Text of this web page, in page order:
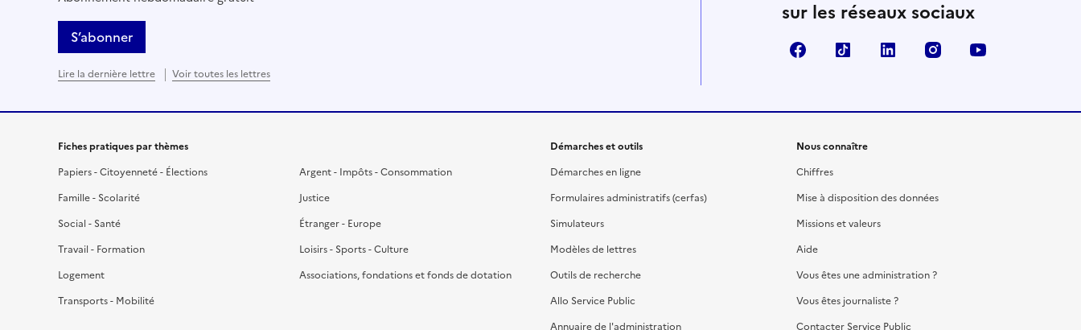
S’abonner
Lire la dernière lettre Voir toutes les lettres
sur les réseaux sociaux
FacebookTikTok LinkedIn Instagram
Fiches pratiques par thèmes
Papiers - Citoyenneté - Élections
Famille - Scolarité
Social - Santé
Travail - Formation
Logement
Transports - Mobilité
Argent - Impôts - Consommation
Justice
Étranger - Europe
Loisirs - Sports - Culture
Associations, fondations et fonds de dotation
Démarches et outils
Démarches en ligne
Formulaires administratifs (cerfas)
Simulateurs
Modèles de lettres
Outils de recherche
Allo Service Public
Annuaire de l'administration
Nous connaître
Chiffres
Mise à disposition des données
Missions et valeurs
Aide
Vous êtes une administration ?
Vous êtes journaliste ?
Contacter Service Public